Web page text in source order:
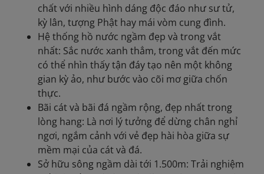
chất với nhiều hình dáng độc đáo như sư tử,
kỳ lân, tượng Phật hay mái vòm cung đình.
Hệ thống hồ nước ngầm đẹp và trong vắt
nhất: Sắc nước xanh thẳm, trong vắt đến mức
có thể nhìn thấy tận đáy tạo nên một không
gian kỳ ảo, như bước vào cõi mơ giữa chốn
thực.
Bãi cát và bãi đá ngầm rộng, đẹp nhất trong
lòng hang: Là nơi lý tưởng để dừng chân nghỉ
ngơi, ngắm cảnh với vẻ đẹp hài hòa giữa sự
mềm mại của cát và đá.
Sở hữu sông ngầm dài tới 1.500m: Trải nghiệm